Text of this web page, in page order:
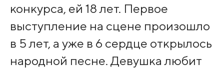
конкурса, ей 18 лет. Первое
выступление на сцене произошло
в 5 лет, а уже в 6 сердце открылось
народной песне. Девушка любит